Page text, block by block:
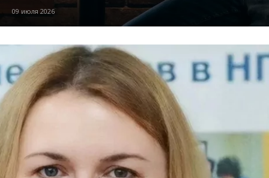
09 июля 2026